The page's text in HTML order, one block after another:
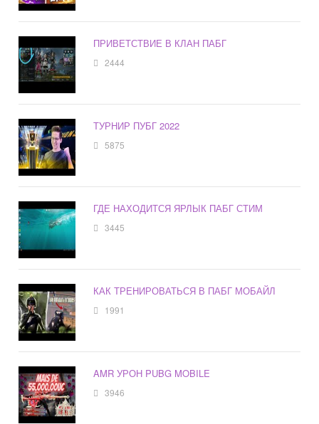
ПРИВЕТСТВИЕ В КЛАН ПАБГ
2444
ТУРНИР ПУБГ 2022
5875
ГДЕ НАХОДИТСЯ ЯРЛЫК ПАБГ СТИМ
3445
КАК ТРЕНИРОВАТЬСЯ В ПАБГ МОБАЙЛ
1991
AMR УРОН PUBG MOBILE
3946